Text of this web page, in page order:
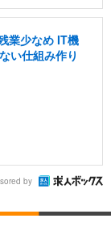
業少なめ IT機
い仕組み作り
by